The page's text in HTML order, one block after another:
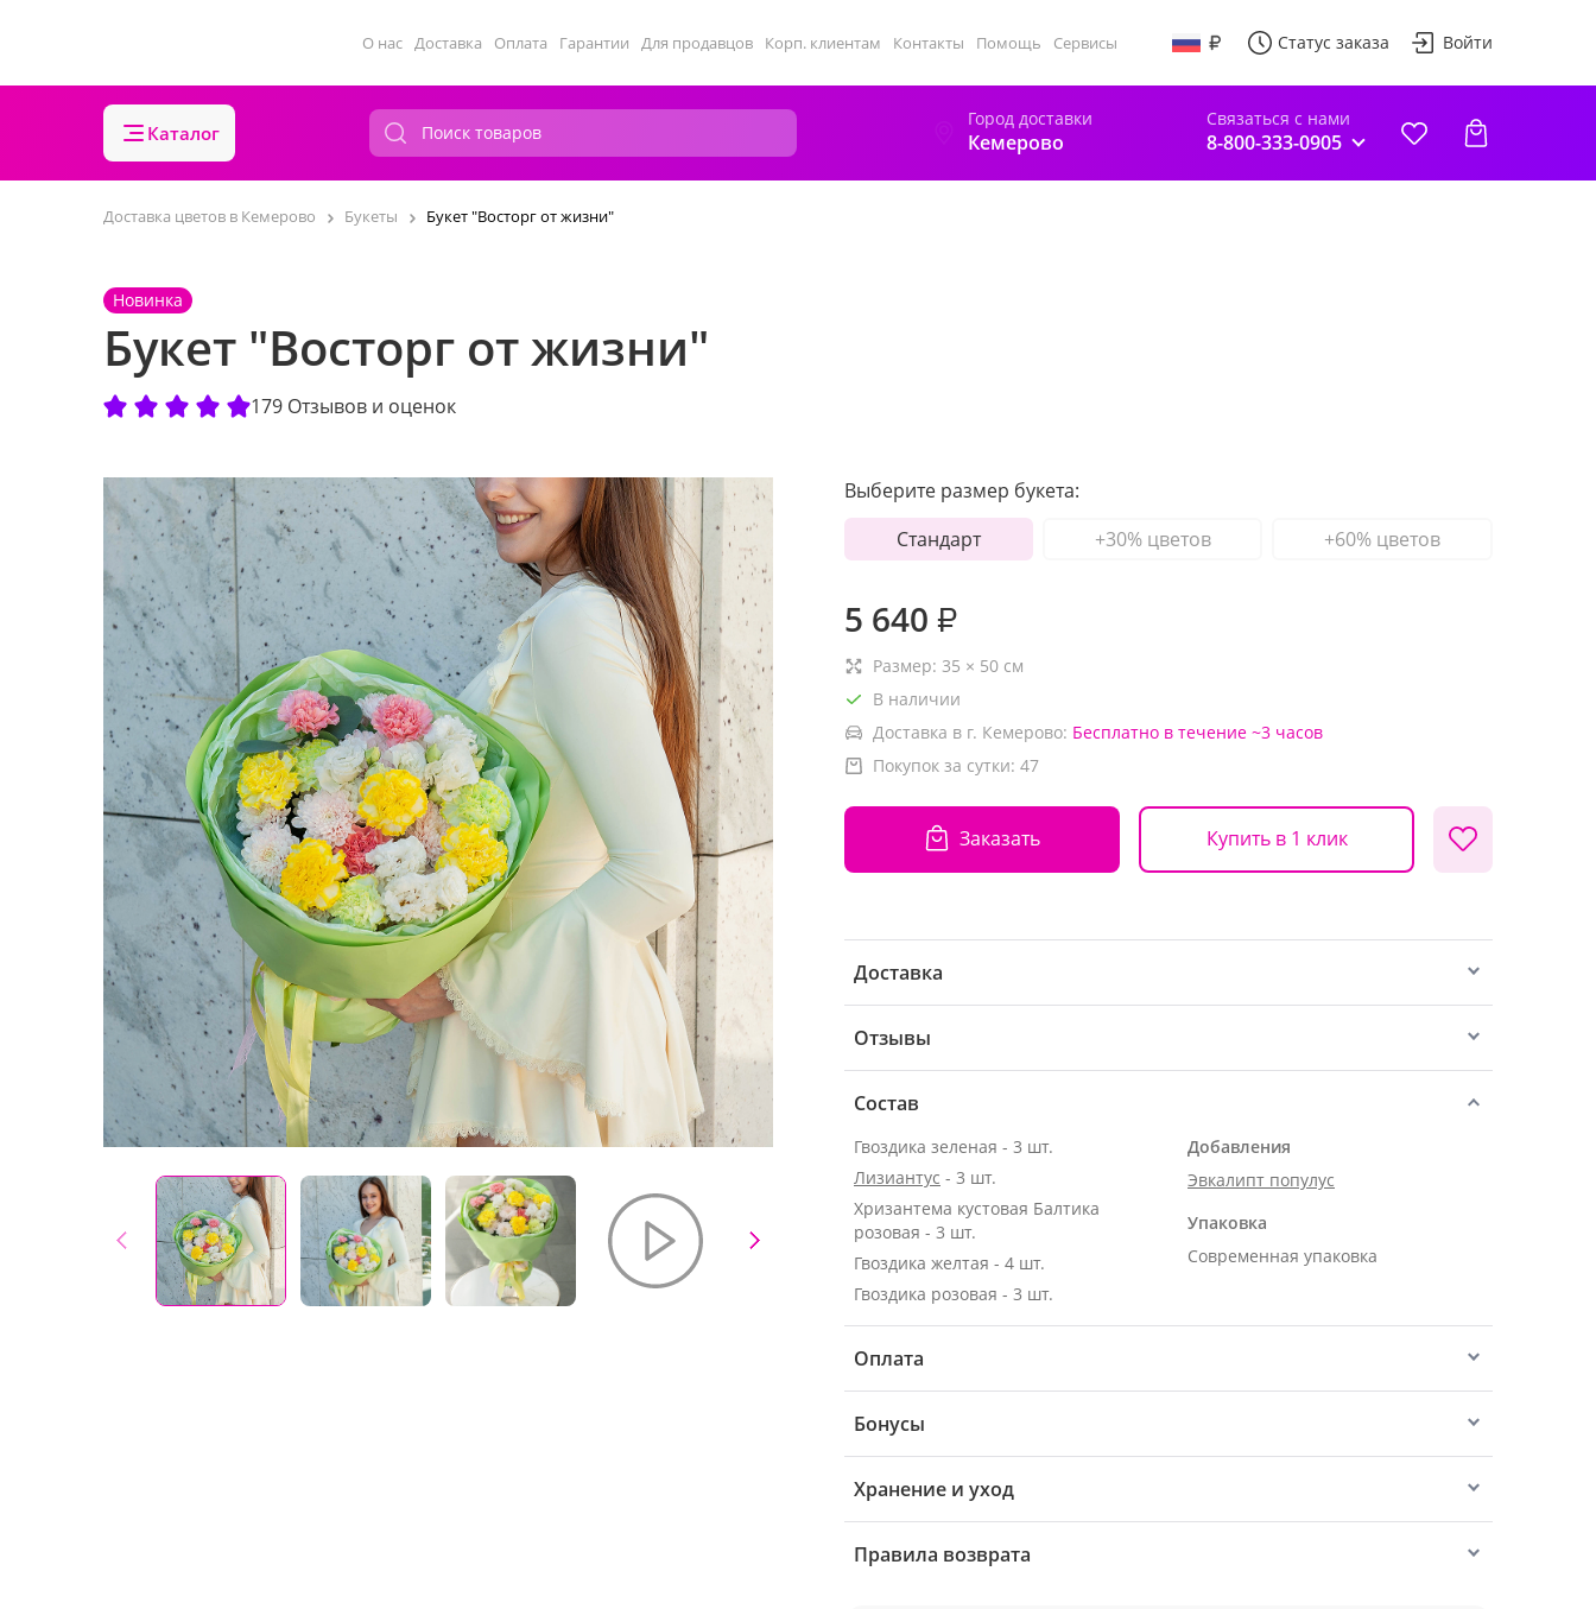
О нас Доставка Оплата Гарантии Для продавцов Корп. клиентам Контакты Помощь Сервисы Статус заказа Войти
Каталог
Город доставки
Кемерово
Связаться с нами
8-800-333-0905
Доставка цветов в Кемерово Букеты Букет "Восторг от жизни"
Новинка
Букет "Восторг от жизни"
179 Отзывов и оценок
Выберите размер букета:
Стандарт
+30% цветов +60% цветов
5 640 ₽
Размер: 35 × 50 см
В наличии
Доставка в г. Кемерово: Бесплатно в течение ~3 часов
Покупок за сутки: 47
Заказать Купить в 1 клик
Доставка
Отзывы
Состав
Гвоздика зеленая - 3 шт.
Лизиантус - 3 шт.
Хризантема кустовая Балтика
розовая - 3 шт.
Гвоздика желтая - 4 шт.
Гвоздика розовая - 3 шт.
Добавления
Эвкалипт популус
Упаковка
Современная упаковка
Оплата
Бонусы
Хранение и уход
Правила возврата